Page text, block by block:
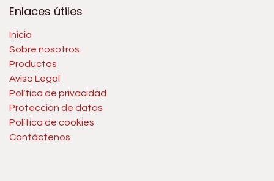
Enlaces útiles
Inicio
Sobre nosotros
Productos
Aviso Legal
Política de privacidad
Protección de datos
Política de cookies
Contáctenos